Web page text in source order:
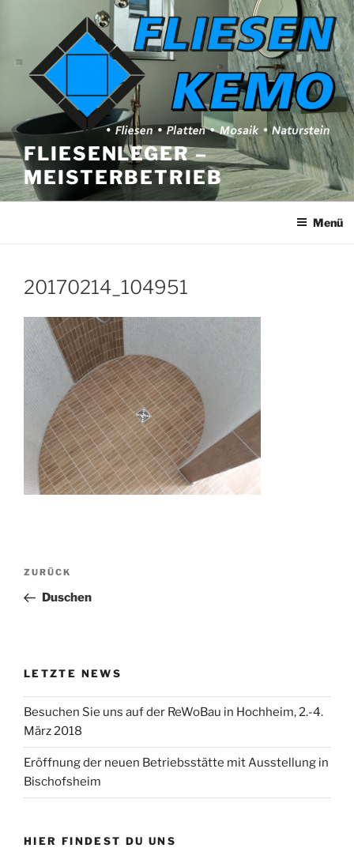
FLIESENLEGER –
MEISTERBETRIEB
Menü
20170214_104951
Beitragsnavigation
Vorheriger
Beitrag
ZURÜCK
Duschen
LETZTE NEWS
Besuchen Sie uns auf der ReWoBau in Hochheim, 2.-4.
März 2018
Eröffnung der neuen Betriebsstätte mit Ausstellung in
Bischofsheim
HIER FINDEST DU UNS